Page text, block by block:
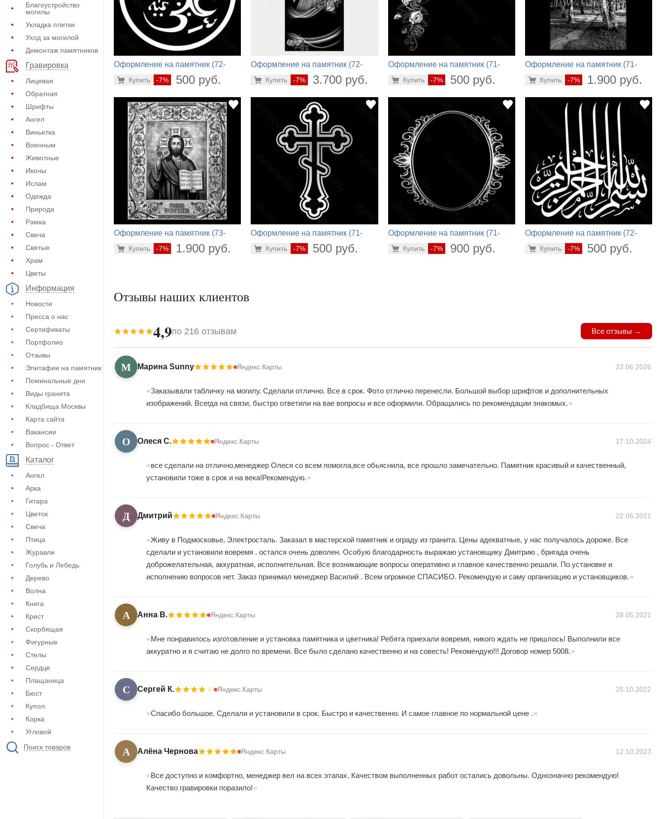
Благоустройство
могилы
Укладка плитки
Уход за могилой
Демонтаж памятников
Гравировка
Лицевая
Обратная
Шрифты
Ангел
Виньетка
Военным
Животные
Иконы
Ислам
Одежда
Природа
Рамка
Свеча
Святые
Храм
Цветы
Информация
Новости
Пресса о нас
Сертификаты
Портфолио
Отзывы
Эпитафии на памятник
Поминальные дни
Виды гранита
Кладбища Москвы
Карта сайта
Вакансии
Вопрос - Ответ
Каталог
Ангел
Арка
Гитара
Цветок
Свеча
Птица
Журавли
Голубь и Лебедь
Дерево
Волна
Книга
Крест
Скорбящая
Фигурные
Стелы
Сердце
Плащаница
Бюст
Купол
Корка
Угловой
Поиск товаров
Оформление на памятник (72-
-7% 500 руб.
Купить
Оформление на памятник (72-
-7% 3.700 руб.
Купить
Оформление на памятник (71-
-7% 500 руб.
Купить
Оформление на памятник (71-
-7% 1.900 руб.
Купить
Оформление на памятник (73-
-7% 1.900 руб.
Купить
Оформление на памятник (71-
-7% 500 руб.
Купить
Оформление на памятник (71-
-7% 900 руб.
Купить
Оформление на памятник (72-
-7% 500 руб.
Купить
Отзывы наших клиентов
4,9по 216 отзывам Все отзывы →
М Марина Sunny Яндекс.Карты 23.06.2026
Заказывали табличку на могилу. Сделали отлично. Все в срок. Фото отлично перенесли. Большой выбор шрифтов и дополнительных
изображений. Всегда на связи, быстро ответили на вае вопросы и все оформили. Обращались по рекомендации знакомых.
О Олеся С. Яндекс.Карты 17.10.2024
все сделали на отлично,менеджер Олеся со всем помогла,все обьяснила, все прошло замечательно. Памятник красивый и качественный,
установили тоже в срок и на века!Рекомендую.
Д Дмитрий Яндекс.Карты 22.06.2021
Живу в Подмосковье, Электросталь. Заказал в мастерской памятник и ограду из гранита. Цены адекватные, у нас получалось дороже. Все
сделали и установили вовремя . остался очень доволен. Особую благодарность выражаю установщику Дмитрию , бригада очень
доброжелательная, аккуратная, исполнительная. Все возникающие вопросы оперативно и главное качественно решали. По установке и
исполнению вопросов нет. Заказ принимал менеджер Василий . Всем огромное СПАСИБО. Рекомендую и саму организацию и установщиков.
А Анна В. Яндекс.Карты 28.05.2021
Мне понравилось изготовление и установка памятника и цветника! Ребята приехали вовремя, никого ждать не пришлось! Выполнили все
аккуратно и я считаю не долго по времени. Все было сделано качественно и на совесть! Рекомендую!!! Договор номер 5008.
С Сергей К. Яндекс.Карты 25.10.2022
Спасибо большое. Сделали и установили в срок. Быстро и качественно. И самое главное по нормальной цене .
А Алёна Чернова Яндекс.Карты 12.10.2023
Все доступно и комфортно, менеджер вел на всех этапах. Качеством выполненных работ остались довольны. Однозначно рекомендую!
Качество гравировки поразило!